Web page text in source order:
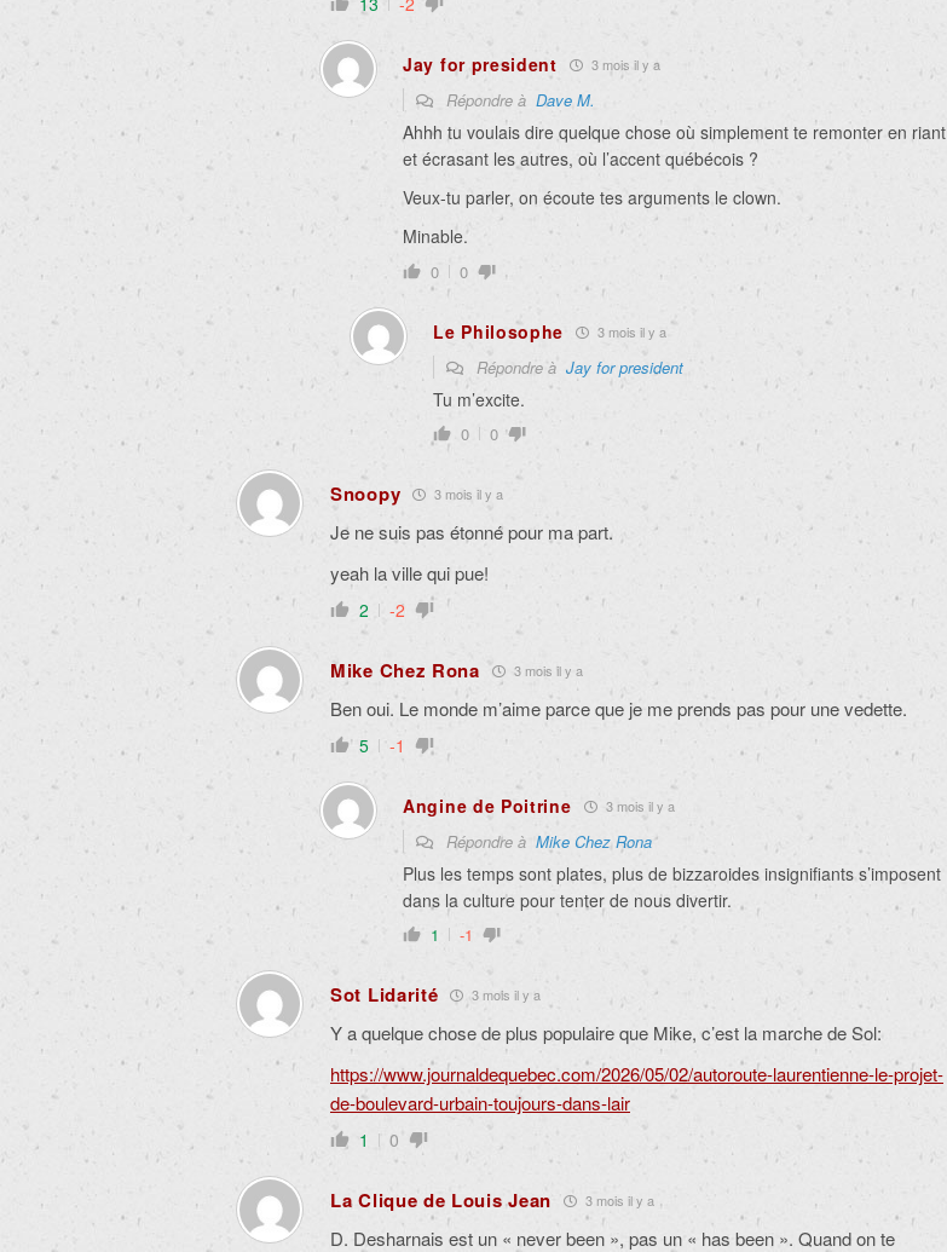
Jay for president 3 mois il y a
Répondre à Dave M.
Ahhh tu voulais dire quelque chose où simplement te remonter en riant
et écrasant les autres, où l’accent québécois ?
Veux-tu parler, on écoute tes arguments le clown.
Minable.
0 0
Le Philosophe 3 mois il y a
Répondre à Jay for president
Tu m’excite.
0 0
Snoopy 3 mois il y a
Je ne suis pas étonné pour ma part.
yeah la ville qui pue!
2 -2
Mike Chez Rona 3 mois il y a
Ben oui. Le monde m’aime parce que je me prends pas pour une vedette.
5 -1
Angine de Poitrine 3 mois il y a
Répondre à Mike Chez Rona
Plus les temps sont plates, plus de bizzaroides insignifiants s’imposent
dans la culture pour tenter de nous divertir.
1 -1
Sot Lidarité 3 mois il y a
Y a quelque chose de plus populaire que Mike, c’est la marche de Sol:
https://www.journaldequebec.com/2026/05/02/autoroute-laurentienne-le-projet-
de-boulevard-urbain-toujours-dans-lair
1 0
La Clique de Louis Jean 3 mois il y a
D. Desharnais est un « never been », pas un « has been ». Quand on te